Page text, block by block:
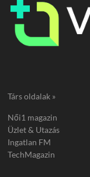
Társ oldalak »
Női1 magazin
Üzlet & Utazás
Ingatlan FM
TechMagazin